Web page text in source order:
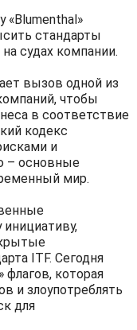
«Blumenthal»
стандарты
судах компании.
вызов одной из
чтобы
в соответствие
кодекс
и
– основные
мир.
ITF. Сегодня
флагов, которая
и злоупотреблять
для